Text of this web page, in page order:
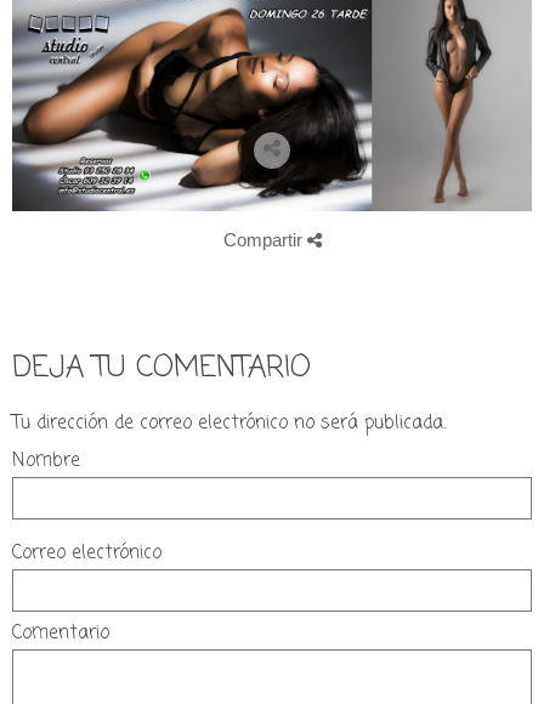
Compartir
DEJA TU COMENTARIO
Tu dirección de correo electrónico no será publicada.
Nombre
Correo electrónico
Comentario